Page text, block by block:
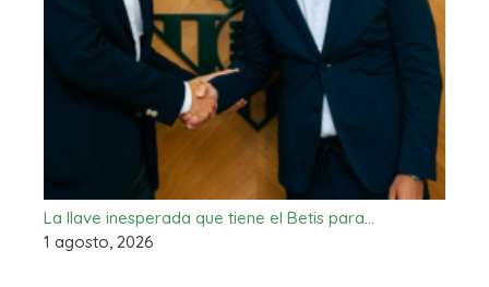
La llave inesperada que tiene el Betis para…
1 agosto, 2026